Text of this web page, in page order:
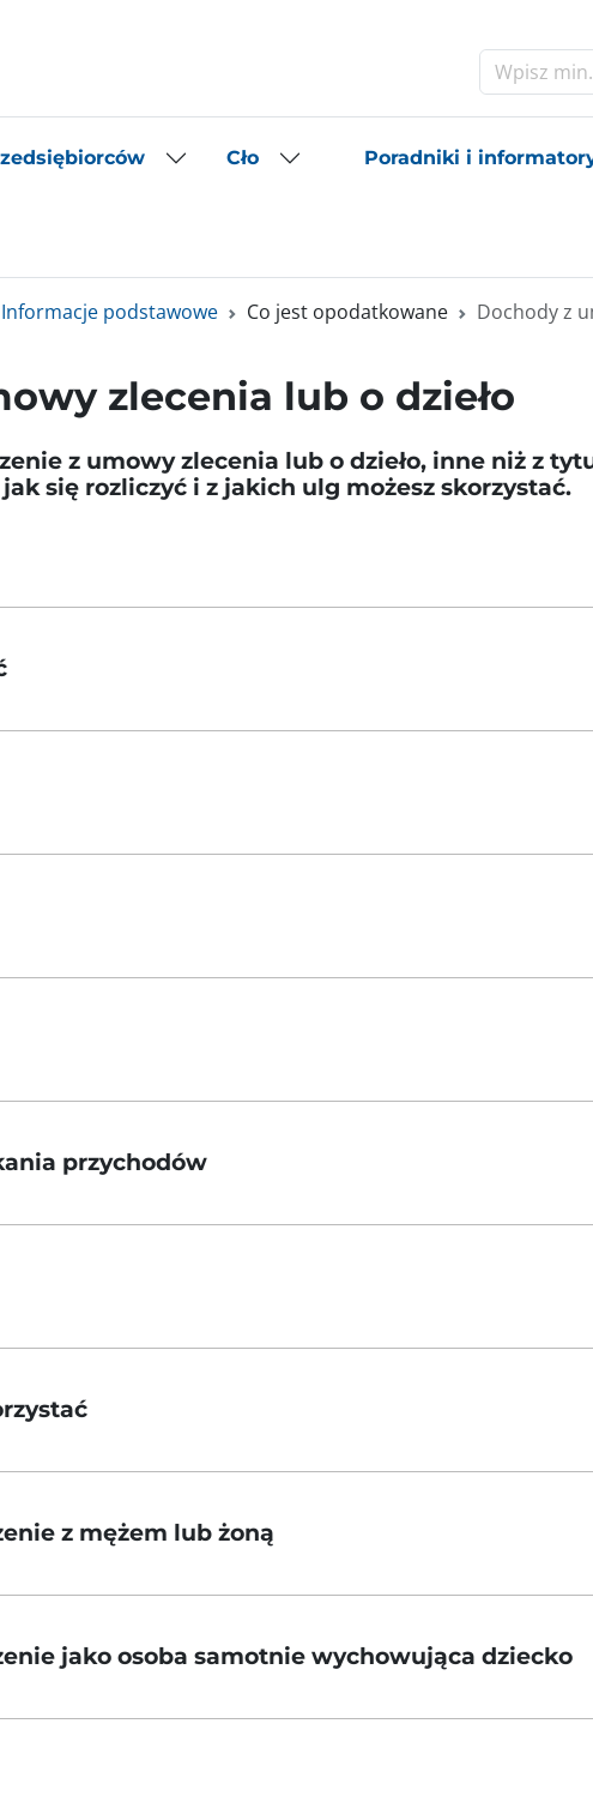
Cło Poradniki i
Informacje podstawowe Co jest opodatkowane Dochody z
zlecenia lub o dzieło
z umowy zlecenia lub o dzieło, inne niż z
się rozliczyć i z jakich ulg możesz skorzystać.
przychodów
z mężem lub żoną
jako osoba samotnie wychowująca dziecko